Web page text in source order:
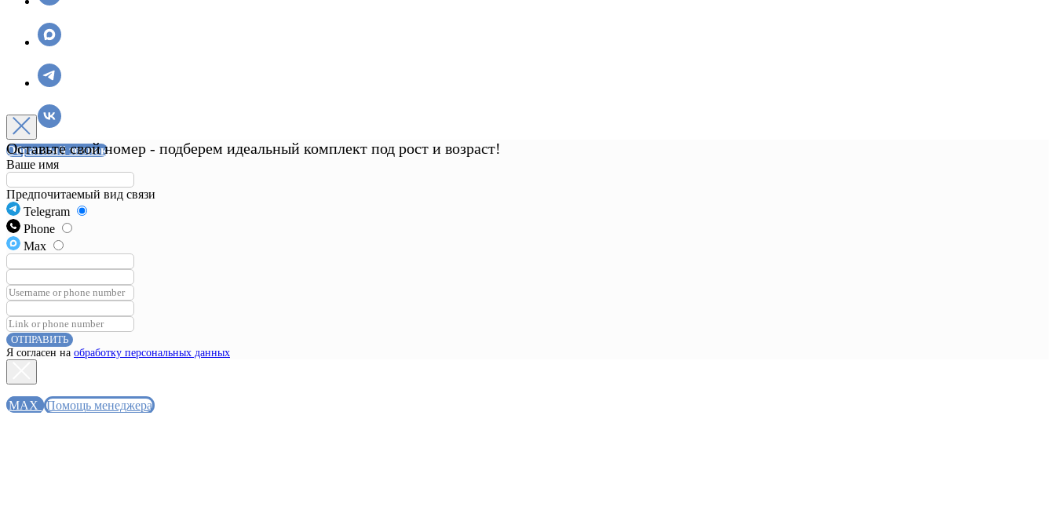
Обратный звонок
Оставьте свой номер - подберем идеальный комплект под рост и возраст!
Ваше имя
Предпочитаемый вид связи
Telegram
Phone
Max
ОТПРАВИТЬ
Я согласен на обработку персональных данных
MAX Помощь менеджера